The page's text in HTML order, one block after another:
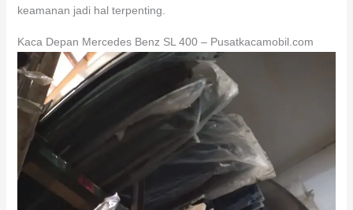
keamanan jadi hal terpenting.
Kaca Depan Mercedes Benz SL 400 – Pusatkacamobil.com